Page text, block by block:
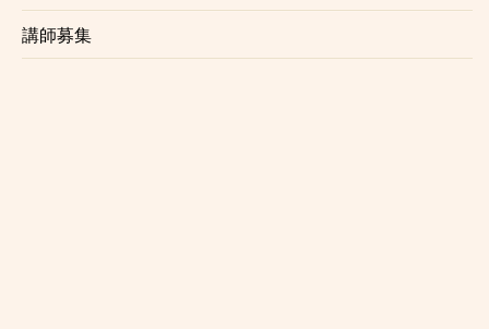
講師募集
講師プロフィールはこちら
講師プロフィールはこちら